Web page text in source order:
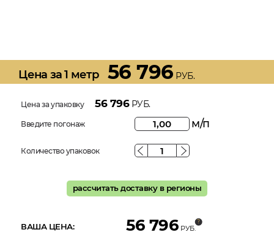
Цена за 1 метр 56 796 РУБ.
Цена за упаковку 56 796РУБ.
Введите погонаж м/п
Количество упаковок
рассчитать доставку в регионы
ВАША ЦЕНА: 56 796 РУБ.